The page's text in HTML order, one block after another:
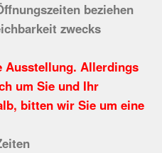
beziehen
zwecks
Ausstellung. Allerdings
um Sie und Ihr
bitten wir Sie um eine